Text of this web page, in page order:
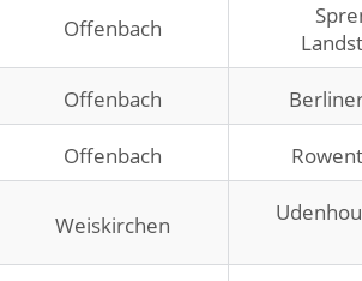
Offenbach
Offenbach
Offenbach
Weiskirchen